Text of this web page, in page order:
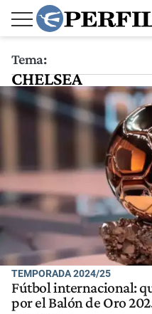
Tema:
CHELSEA
TEMPORADA 2024/25
Fútbol internacional:
por el Balón de Oro